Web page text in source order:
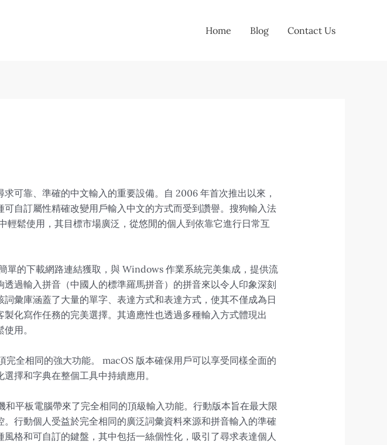
Home Blog Contact Us
可靠、準確的中文輸入的重要設備。自 2006 年首次推出以來，
自訂屬性精確改變用戶輸入中文的方式而受到讚譽。搜狗輸入法
輕鬆使用，其目標市場廣泛，從悠閒的個人到依靠它進行日常互
單的下載網路連結獲取，與 Windows 作業系統完美集成，提供流
過輸入拼音（中國人的標準羅馬拼音）的拼音來以令人印象深刻
彙庫涵蓋了大量的單字、表達方式和表達方式，使其不僅成為日
化寫作任務的完美選擇。其適應性也透過多種輸入方式體現出
用。
全相同的強大功能。 macOS 版本確保用戶可以享受同樣全面的
擇和字典在整個工具中持續應用。
平板電腦帶來了完全相同的頂級輸入功能。行動版本旨在最大限
行動個人受益於完全相同的廣泛詞彙資料來源和拼音輸入的準確
格和可自訂的鍵盤，其中包括一絲個性化，吸引了尋求表達個人